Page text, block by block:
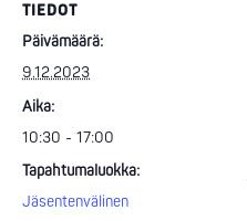
TIEDOT
Päivämäärä:
9.12.2023
Aika:
10:30 - 17:00
Tapahtumaluokka:
Jäsentenvälinen